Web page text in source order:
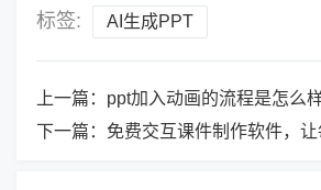
标签: AI生成PPT
上一篇： ppt加入动画的流程是怎么样的？来教
下一篇： 免费交互课件制作软件，让每一堂课都